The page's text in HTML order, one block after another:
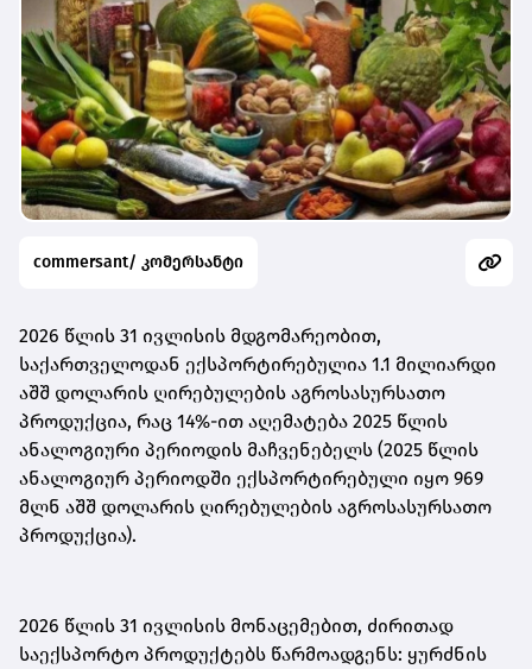
commersant/ კომერსანტი
2026 წლის 31 ივლისის მდგომარეობით,
საქართველოდან ექსპორტირებულია 1.1 მილიარდი
აშშ დოლარის ღირებულების აგროსასურსათო
პროდუქცია, რაც 14%-ით აღემატება 2025 წლის
ანალოგიური პერიოდის მაჩვენებელს (2025 წლის
ანალოგიურ პერიოდში ექსპორტირებული იყო 969
მლნ აშშ დოლარის ღირებულების აგროსასურსათო
პროდუქცია).
2026 წლის 31 ივლისის მონაცემებით, ძირითად
საექსპორტო პროდუქტებს წარმოადგენს: ყურძნის